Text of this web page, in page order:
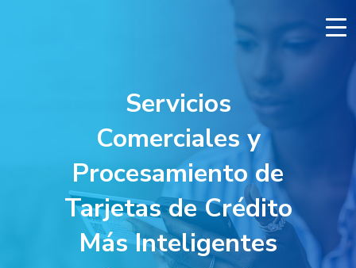
Servicios
Comerciales y
Procesamiento de
Tarjetas de Crédito
Más Inteligentes